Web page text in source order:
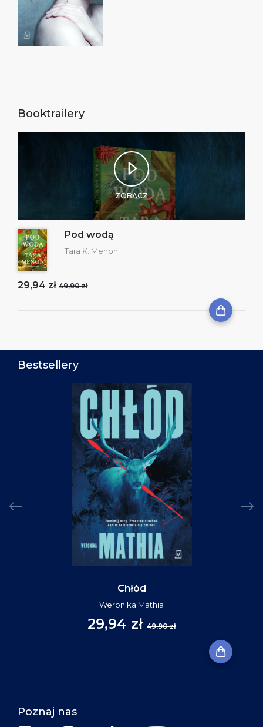
Booktrailery
ZOBACZ
Pod wodą
Tara K. Menon
29,94 zł 49,90 zł
Bestsellery
Chłód
Weronika Mathia
29,94 zł 49,90 zł
Poznaj nas